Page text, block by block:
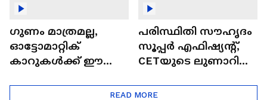
ഗുണം മാത്രമല്ല,
ഓട്ടോമാറ്റിക്
കാറുകൾക്ക് ഈ
പരിസ്ഥിതി സൗഹൃദം
സൂപ്പർ എഫിഷ്യന്റ്,
CETയുടെ ലുണാറിസ്
Eco Marathon 2025
READ MORE